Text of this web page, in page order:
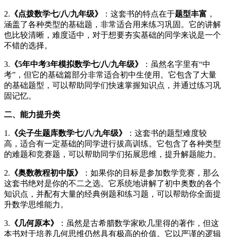
2. 《点拨数学七/八/九年级》 ：这套书的特点在于题型丰富 ，
涵盖了各种类型的基础题，非常适合用来练习巩固。它的讲解
也比较清晰，难度适中，对于想要夯实基础的同学来说是一个
不错的选择。
3. 《5年中考3年模拟数学七/八/九年级》
：虽然名字里有“中
考”，但它的基础篇部分非常适合初中生使用。它包含了大量
的基础题型，可以帮助同学们快速掌握知识点，并通过练习巩
固记忆。
二、能力提升类
1. 《尖子生题库数学七/八/九年级》
：这套书的题型难度较
高，适合有一定基础的同学进行拔高训练。它包含了各种类型
的难题和竞赛题，可以帮助同学们拓展思维，提升解题能力。
2. 《奥数教程初中版》
：如果你的目标是参加数学竞赛，那么
这套书绝对是你的不二之选。它系统地讲解了初中奥数的各个
知识点，并配有大量的经典例题和练习题，可以帮助你全面提
升数学思维能力。
3. 《几何原本》
：虽然是古希腊数学家欧几里得的著作，但这
本书对于培养几何思维仍然具有极高的价值。它以严谨的逻辑